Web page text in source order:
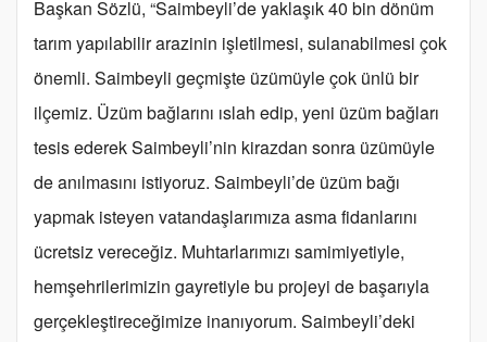
Başkan Sözlü, “Saimbeyli’de yaklaşık 40 bin dönüm
tarım yapılabilir arazinin işletilmesi, sulanabilmesi çok
önemli. Saimbeyli geçmişte üzümüyle çok ünlü bir
ilçemiz. Üzüm bağlarını ıslah edip, yeni üzüm bağları
tesis ederek Saimbeyli’nin kirazdan sonra üzümüyle
de anılmasını istiyoruz. Saimbeyli’de üzüm bağı
yapmak isteyen vatandaşlarımıza asma fidanlarını
ücretsiz vereceğiz. Muhtarlarımızı samimiyetiyle,
hemşehrilerimizin gayretiyle bu projeyi de başarıyla
gerçekleştireceğimize inanıyorum. Saimbeyli’deki